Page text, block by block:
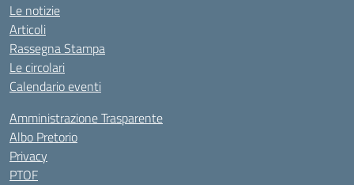
Le notizie
Articoli
Rassegna Stampa
Le circolari
Calendario eventi
Amministrazione Trasparente
Albo Pretorio
Privacy
PTOF